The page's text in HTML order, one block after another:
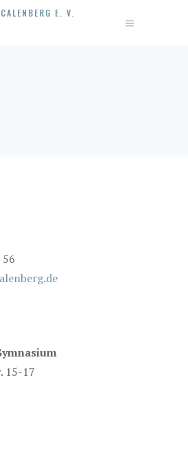
MENÜ
15-17